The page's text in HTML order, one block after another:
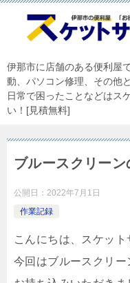
伊那市に店舗のある便利屋
動、パソコン修理、その他
日常で困ったことなどはス
い！[見積無料]
ブルースクリーン
公開日： 2022年7月1日
作業記録
こんにちは、スケット
今回はブルースクリ